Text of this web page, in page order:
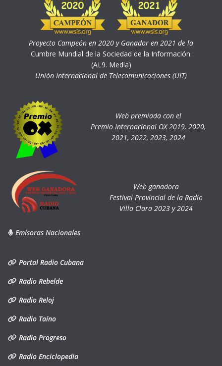
Proyecto Campeón en 2020 y Ganador en 2021 de la
Cumbre Mundial de la Sociedad de la Información.
(AL9. Media)
Unión Internacional de Telecomunicaciones (UIT)
Web premiada con el
Premio Internacional OX 2019, 2020,
2021, 2022, 2023, 2024
Web ganadora
Festival Provincial de la Radio
Villa Clara 2023 y 2024
Emisoras Nacionales
Portal Radio Cubana
Radio Rebelde
Radio Reloj
Radio Taíno
Radio Progreso
Radio Enciclopedia